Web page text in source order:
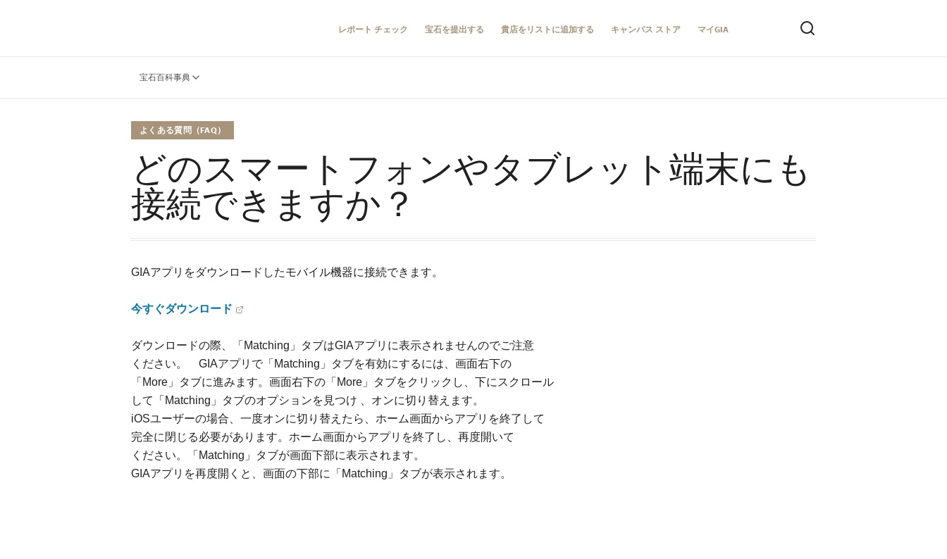
レポート チェック 宝石を提出する 貴店をリストに追加する キャンパス ストア マイGIA
宝石百科事典
よくある質問（FAQ）
どのスマートフォンやタブレット端末にも
接続できますか？
GIAアプリをダウンロードしたモバイル機器に接続できます。
今すぐダウンロード
ダウンロードの際、「Matching」タブはGIAアプリに表示されませんのでご注意
ください。 GIAアプリで「Matching」タブを有効にするには、画面右下の
「More」タブに進みます。画面右下の「More」タブをクリックし、下にスクロール
して「Matching」タブのオプションを見つけ 、オンに切り替えます。
iOSユーザーの場合、一度オンに切り替えたら、ホーム画面からアプリを終了して
完全に閉じる必要があります。ホーム画面からアプリを終了し、再度開いて
ください。「Matching」タブが画面下部に表示されます。
GIAアプリを再度開くと、画面の下部に「Matching」タブが表示されます。